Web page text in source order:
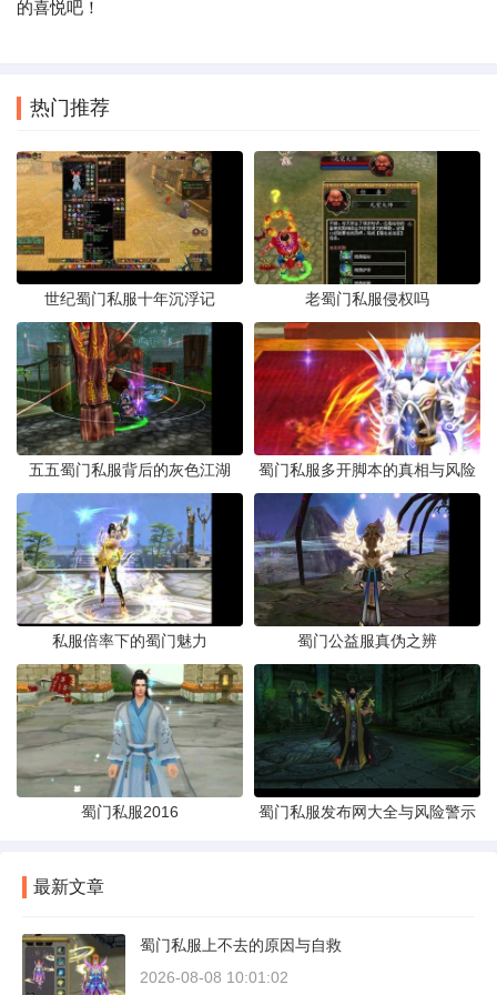
的喜悦吧！
热门推荐
世纪蜀门私服十年沉浮记 老蜀门私服侵权吗
五五蜀门私服背后的灰色江湖 蜀门私服多开脚本的真相与风险
私服倍率下的蜀门魅力 蜀门公益服真伪之辨
蜀门私服2016 蜀门私服发布网大全与风险警示
最新文章
蜀门私服上不去的原因与自救
2026-08-08 10:01:02